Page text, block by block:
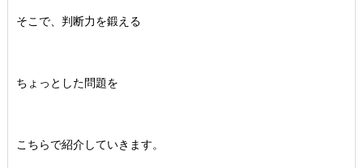
そこで、判断力を鍛える
ちょっとした問題を
こちらで紹介していきます。